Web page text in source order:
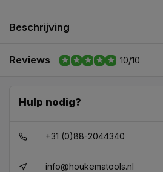
Beschrijving
Reviews 10/10
Hulp nodig?
+31 (0)88-2044340
info@houkematools.nl